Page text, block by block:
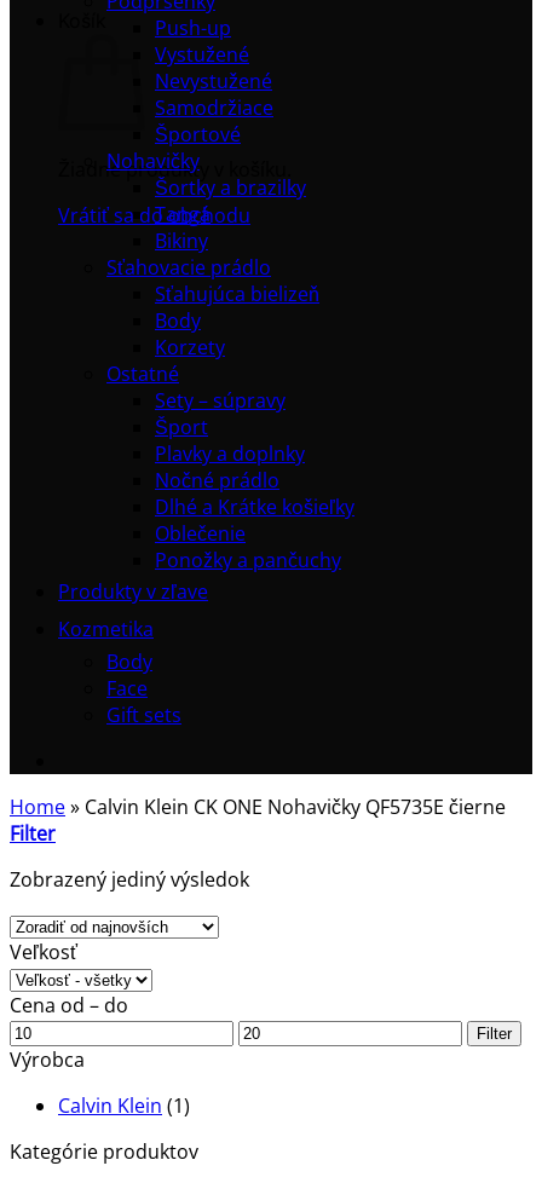
Žiadne produkty v košíku.
Vrátiť sa do obchodu
Push-up
Vystužené
Nevystužené
Samodržiace
Športové
Nohavičky
Šortky a brazilky
Tangá
Bikiny
Sťahovacie prádlo
Sťahujúca bielizeň
Body
Korzety
Ostatné
Sety – súpravy
Šport
Plavky a doplnky
Nočné prádlo
Dlhé a Krátke košieľky
Oblečenie
Ponožky a pančuchy
Produkty v zľave
Kozmetika
Body
Face
Gift sets
Home» Calvin Klein CK ONE Nohavičky QF5735E čierne
Filter
Zobrazený jediný výsledok
Veľkosť
Cena od – do
Minimálna
cena
Maximálna
Filter
Výrobca
Calvin Klein (1)
Kategórie produktov